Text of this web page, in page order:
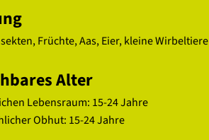
Früchte, Aas, Eier, kleine Wirbeltiere
Alter
Lebensraum: 15-24 Jahre
Obhut: 15-24 Jahre